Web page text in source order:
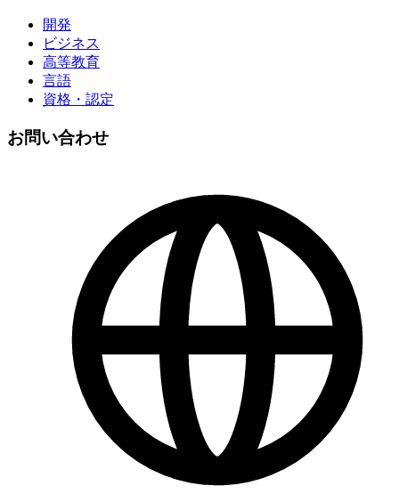
開発
ビジネス
高等教育
言語
資格・認定
お問い合わせ